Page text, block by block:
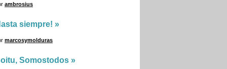
ambrosius
siempre! »
marcosymolduras
Somostodos »